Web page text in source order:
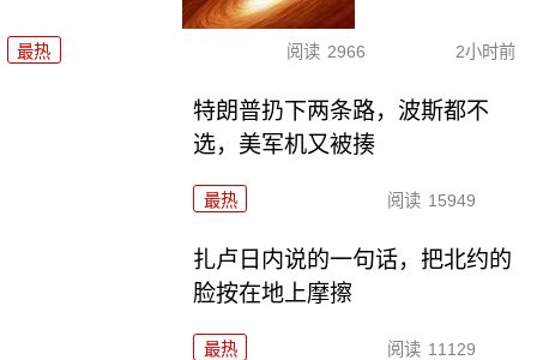
最热 阅读 2966 2小时前
特朗普扔下两条路，波斯都不
选，美军机又被揍
最热 阅读 15949
扎卢日内说的一句话，把北约的
脸按在地上摩擦
最热 阅读 11129